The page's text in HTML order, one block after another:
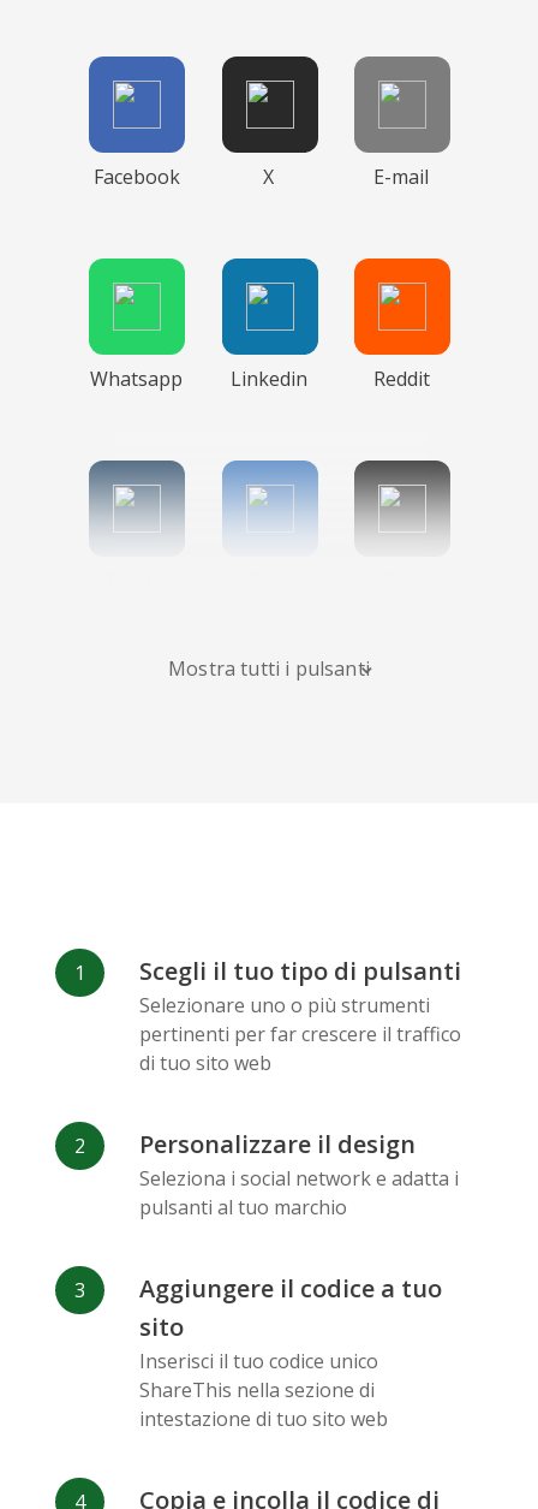
Facebook X E-mail
Whatsapp Linkedin Reddit
Facebook
Messenger
Odnoklassniki
Sina
Weibo
Vk Blogger
Xing Mail Ru Livejournal
Mostra tutti i pulsanti
Scegli il tuo tipo di pulsanti
Selezionare uno o più strumenti
pertinenti per far crescere il traffico
di tuo sito web
Personalizzare il design
Seleziona i social network e adatta i
pulsanti al tuo marchio
Aggiungere il codice a tuo
sito
Inserisci il tuo codice unico
ShareThis nella sezione di
intestazione di tuo sito web
Copia e incolla il codice di